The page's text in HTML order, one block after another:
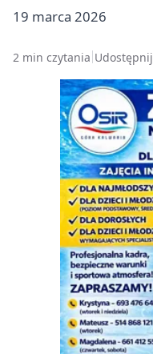
19 marca 2026
2 min czytania Udostępnij